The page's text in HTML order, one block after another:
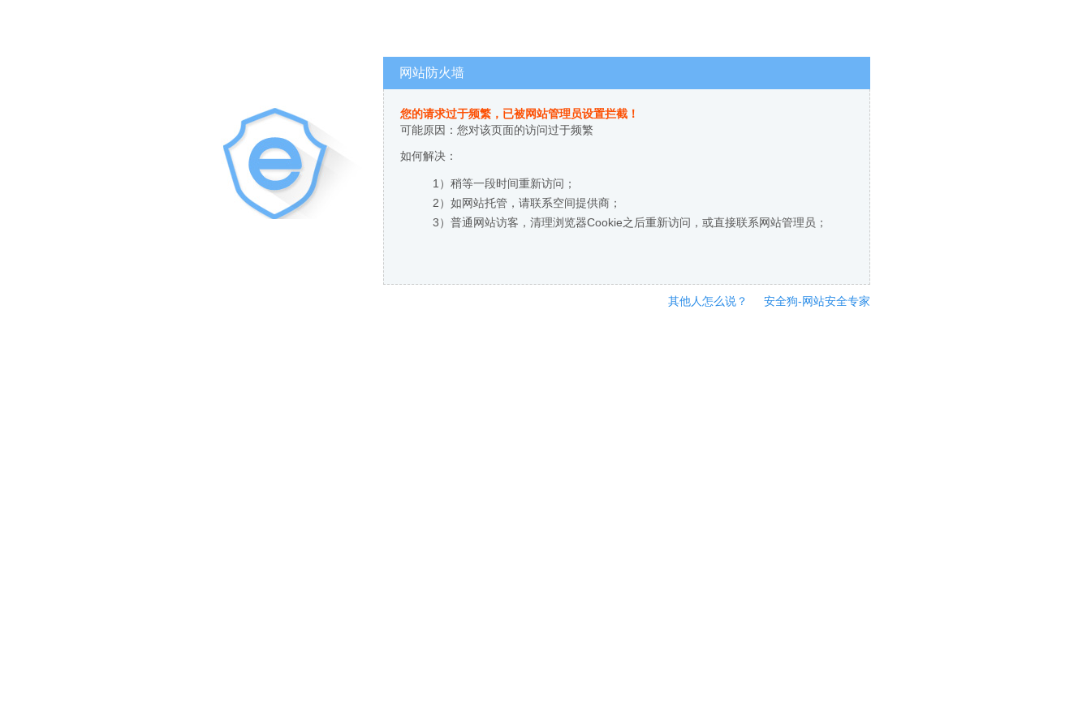
网站防火墙
您的请求过于频繁，已被网站管理员设置拦截！
可能原因：您对该页面的访问过于频繁
如何解决：
1）稍等一段时间重新访问；
2）如网站托管，请联系空间提供商；
3）普通网站访客，清理浏览器Cookie之后重新访问，或直接联系网站管理员；
其他人怎么说？ 安全狗-网站安全专家